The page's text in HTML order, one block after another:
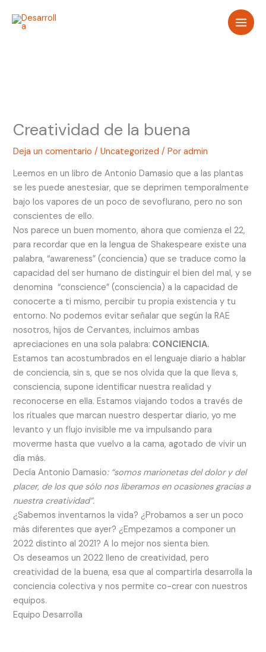
Creatividad de la buena
Deja un comentario /Uncategorized / Poradmin
Leemos en un libro de Antonio Damasio que a las plantas
se les puede anestesiar, que se deprimen temporalmente
bajo los vapores de un poco de sevoflurano, pero no son
conscientes de ello.
Nos parece un buen momento, ahora que comienza el 22,
para recordar que en la lengua de Shakespeare existe una
palabra, “awareness” (conciencia) que se traduce como la
capacidad del ser humano de distinguir el bien del mal, y se
denomina “conscience” (consciencia) a la capacidad de
conocerte a ti mismo, percibir tu propia existencia y tu
entorno. No podemos evitar señalar que según la RAE
nosotros, hijos de Cervantes, incluimos ambas
apreciaciones en una sola palabra: CONCIENCIA.
Estamos tan acostumbrados en el lenguaje diario a hablar
de conciencia, sin s, que se nos olvida que la que lleva s,
consciencia, supone identificar nuestra realidad y
reconocerse en ella. Estamos viajando todos a través de
los rituales que marcan nuestro despertar diario, yo me
levanto y un flujo invisible me va impulsando para
moverme hasta que vuelvo a la cama, agotado de vivir un
día más.
Decía Antonio Damasio: “somos marionetas del dolor y del
placer, de los que sólo nos liberamos en ocasiones gracias a
nuestra creatividad”.
¿Sabemos inventarnos la vida? ¿Probamos a ser un poco
más diferentes que ayer? ¿Empezamos a componer un
2022 distinto al 2021? A lo mejor nos sienta bien.
Os deseamos un 2022 lleno de creatividad, pero
creatividad de la buena, esa que al compartirla desarrolla la
conciencia colectiva y nos permite co-crear con nuestros
equipos.
Equipo Desarrolla